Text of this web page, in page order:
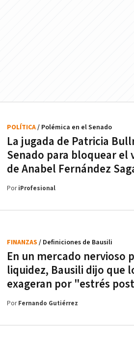
La jugada de Patricia
Senado para bloquear el
de Anabel Fernández
POLÍTICA/ Polémica en el Senado
PoriProfesional
En un mercado nervioso
liquidez, Bausili dijo que
exageran por "estrés
FINANZAS / Definiciones de Bausili
PorFernando Gutiérrez